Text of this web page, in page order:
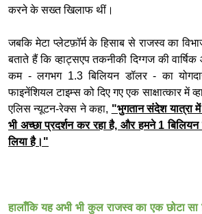
करने के सख्त खिलाफ थीं।
जबकि मेटा प्लेटफ़ॉर्म के हिसाब से राजस्व का
बताते हैं कि व्हाट्सएप तकनीकी दिग्गज की
कम - लगभग 1.3 बिलियन डॉलर - का
फाइनेंशियल टाइम्स को दिए गए एक साक्षात्कार में
एलिस न्यूटन-रेक्स ने कहा, "भुगतान संदेश यात्रा
भी अच्छा प्रदर्शन कर रहा है, और हमने 1
लिया है।"
हालाँकि यह अभी भी कुल राजस्व का एक छोटा सा